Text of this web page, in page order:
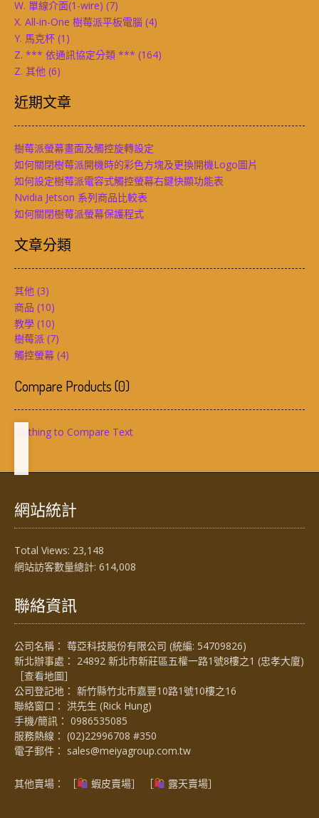
W. 單線介面(1-wire) (7)
X. All-in-One 樹莓派平板電腦 (4)
Y. 馬克杯 (1)
Z. *** 依通訊協定分類 *** (164)
Z. 其他 (6)
近期文章
樹莓派螢幕畫面及觸控旋轉設定
如何關閉樹莓派開機時的彩色方塊及更換開機Logo圖片
如何設定樹莓派電容式觸控螢幕右鍵快顯功能表
Nvidia Jetson 系列商品比較表
如何關閉樹莓派螢幕保護程式
文章分類
其他 (3)
商品 (10)
教學 (10)
樹莓派 (7)
觸控螢幕 (4)
Compare Products(0)
Nothing to Compare Text
網站統計
Total Views: 23,148
網站訪客數量總計: 614,008
聯絡資訊
公司名稱： 莓亞科技股份有限公司 (統編: 54709826)
新北辦事處： 24892 新北市新莊區五權一路1號8樓之1 (忠孝大廈)
［查看地圖］
公司登記地： 新竹縣竹北市嘉豐10路1號10樓之16
聯絡窗口： 洪先生 (Rick Hung)
手機/簡訊： 0986535085
服務熱線： (02)22996708 #350
電子郵件： sales@meiyagroup.com.tw
其他賣場： ［ 蝦皮賣場］ ［ 露天賣場］